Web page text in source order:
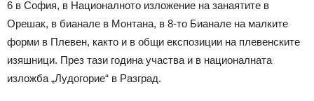
6 в София, в Националното изложение на занаятите в
Орешак, в бианале в Монтана, в 8-то Бианале на малките
форми в Плевен, както и в общи експозиции на плевенските
изяшници. През тази година участва и в националната
изложба „Лудогорие“ в Разград.